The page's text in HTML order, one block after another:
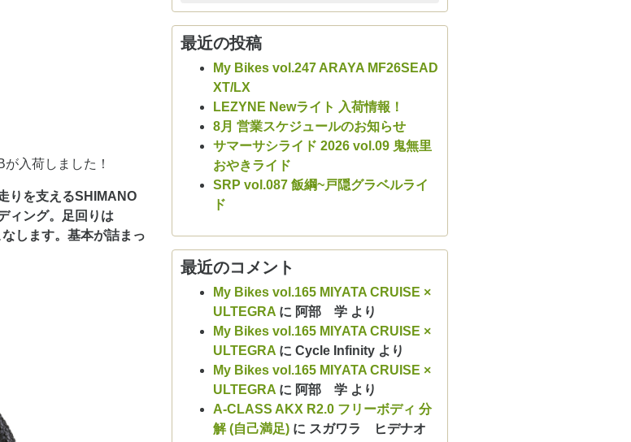
入荷しました！
りを支えるSHIMANO
ィング。足回りは
します。基本が詰まっ
最近の投稿
My Bikes vol.247 ARAYA MF26SEAD
XT/LX
LEZYNE Newライト 入荷情報！
8月 営業スケジュールのお知らせ
サマーサシライド 2026 vol.09 鬼無里
おやきライド
SRP vol.087 飯綱~戸隠グラベルライ
ド
最近のコメント
My Bikes vol.165 MIYATA CRUISE ×
ULTEGRA に 阿部 学 より
My Bikes vol.165 MIYATA CRUISE ×
ULTEGRA にCycle Infinity より
My Bikes vol.165 MIYATA CRUISE ×
ULTEGRA に 阿部 学 より
A-CLASS AKX R2.0 フリーボディ 分
解 (自己満足) に スガワラ ヒデナオ